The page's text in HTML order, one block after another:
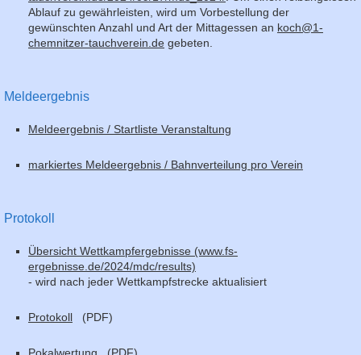
Ablauf zu gewährleisten, wird um Vorbestellung der
gewünschten Anzahl und Art der Mittagessen an koch@1-
chemnitzer-tauchverein.de gebeten.
Meldeergebnis
Meldeergebnis / Startliste Veranstaltung
markiertes Meldeergebnis / Bahnverteilung pro Verein
Protokoll
Übersicht Wettkampfergebnisse (www.fs-
ergebnisse.de/2024/mdc/results)
- wird nach jeder Wettkampfstrecke aktualisiert
Protokoll (PDF)